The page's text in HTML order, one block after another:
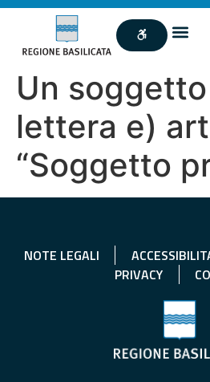
Un
lettera e)
“Soggetto
NOTE LEGALI
PRIVACY